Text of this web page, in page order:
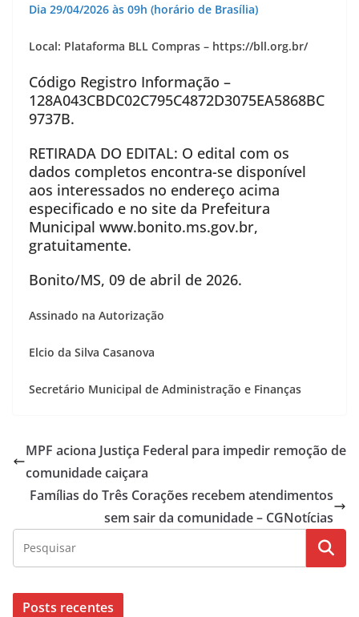
Dia 29/04/2026 às 09h (horário de Brasília)
Local: Plataforma BLL Compras – https://bll.org.br/
Código Registro Informação –
128A043CBDC02C795C4872D3075EA5868BC
9737B.
RETIRADA DO EDITAL: O edital com os
dados completos encontra-se disponível
aos interessados no endereço acima
especificado e no site da Prefeitura
Municipal www.bonito.ms.gov.br,
gratuitamente.
Bonito/MS, 09 de abril de 2026.
Assinado na Autorização
Elcio da Silva Casanova
Secretário Municipal de Administração e Finanças
MPF aciona Justiça Federal para impedir remoção de
comunidade caiçara
Famílias do Três Corações recebem atendimentos
sem sair da comunidade – CGNotícias
Posts recentes